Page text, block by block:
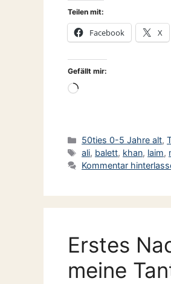
Teilen mit:
Facebook X
Gefällt mir:
Wird
Kategorien
50ties 0-5 Jahre alt,
Schlagwörter
ali, balett, khan, laim,
Kommentar
Erstes
meine